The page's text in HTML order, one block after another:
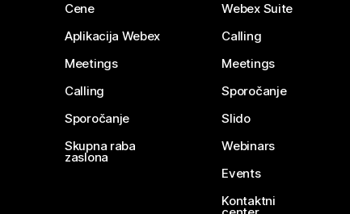
Cene
Aplikacija Webex
Meetings
Calling
Sporočanje
Skupna raba
zaslona
Webex Suite
Calling
Meetings
Sporočanje
Slido
Webinars
Events
Kontaktni